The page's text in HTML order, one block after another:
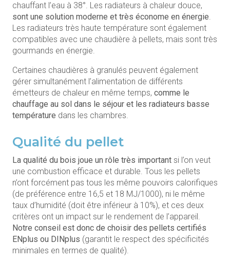
chauffant l’eau à 38°. Les radiateurs à chaleur douce,
sont une solution moderne et très économe en énergie.
Les radiateurs très haute température sont également
compatibles avec une chaudière à pellets, mais sont très
gourmands en énergie.
Certaines chaudières à granulés peuvent également
gérer simultanément l’alimentation de différents
émetteurs de chaleur en même temps, comme le
chauffage au sol dans le séjour et les radiateurs basse
température dans les chambres.
Qualité du pellet
La qualité du bois joue un rôle très important si l’on veut
une combustion efficace et durable. Tous les pellets
n’ont forcément pas tous les même pouvoirs calorifiques
(de préférence entre 16,5 et 18 MJ/1000), ni le même
taux d’humidité (doit être inférieur à 10%), et ces deux
critères ont un impact sur le rendement de l’appareil.
Notre conseil est donc de choisir des pellets certifiés
ENplus ou DINplus (garantit le respect des spécificités
minimales en termes de qualité).